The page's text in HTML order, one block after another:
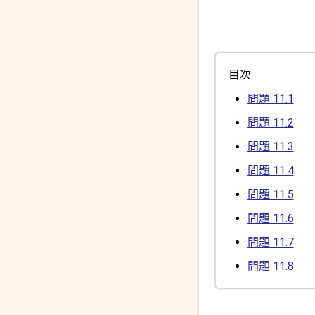
目次
問題 11.1
問題 11.2
問題 11.3
問題 11.4
問題 11.5
問題 11.6
問題 11.7
問題 11.8